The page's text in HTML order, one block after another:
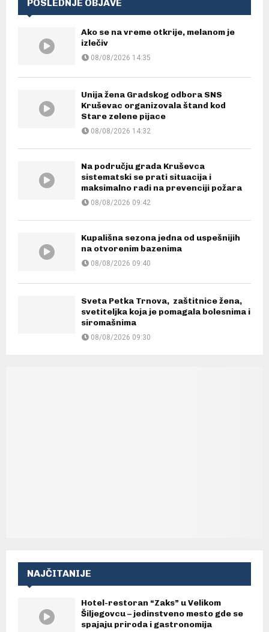
POSLEDNJE OBJAVE
Ako se na vreme otkrije, melanom je
izlečiv
08/08/2026 14:35
Unija žena Gradskog odbora SNS
Kruševac organizovala štand kod
Stare zelene pijace
08/08/2026 14:32
Na području grada Kruševca
sistematski se prati situacija i
maksimalno radi na prevenciji požara
08/08/2026 09:42
Kupališna sezona jedna od uspešnijih
na otvorenim bazenima
08/08/2026 09:40
Sveta Petka Trnova, zaštitnice žena,
svetiteljka koja je pomagala bolesnima i
siromašnima
08/08/2026 09:30
NAJČITANIJE
Hotel-restoran “Zaks” u Velikom
Šiljegovcu – jedinstveno mesto gde se
spajaju priroda i gastronomija